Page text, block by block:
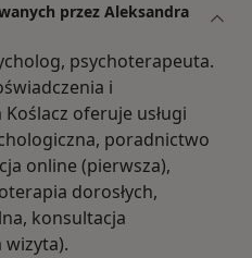
przez Aleksandra
psychoterapeuta.
i
oferuje usługi
poradnictwo
online (pierwsza),
dorosłych,
konsultacja
wizyta).